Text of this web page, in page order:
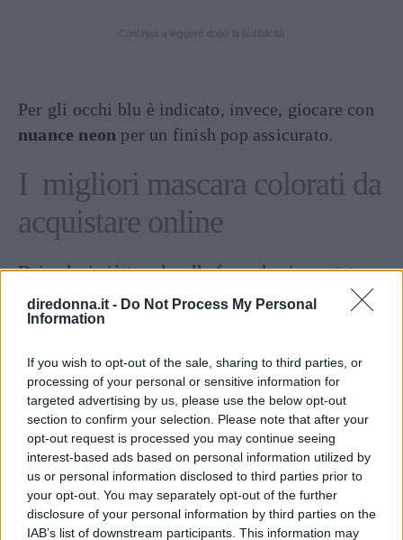
diredonna.it - Do Not Process My Personal
Information
If you wish to opt-out of the sale, sharing to third parties, or
processing of your personal or sensitive information for
targeted advertising by us, please use the below opt-out
section to confirm your selection. Please note that after your
opt-out request is processed you may continue seeing
interest-based ads based on personal information utilized by
us or personal information disclosed to third parties prior to
your opt-out. You may separately opt-out of the further
disclosure of your personal information by third parties on the
IAB’s list of downstream participants. This information may
Per gli occhi blu è indicato, invece, giocare con
nuance neon per un finish pop assicurato.
I migliori mascara colorati da
acquistare online
Dai colori più trendy, alle formule pigmentate e
volumizzanti, i mascara colorati in commercio
sono un’infinità.
meno esperte, complicato.
Noi di DireDonna abbiamo pensato di aiutarvi
nella scelta indicandovii migliori da
acquistare direttamente online.
Giorgio Armani Eccentrico mascara